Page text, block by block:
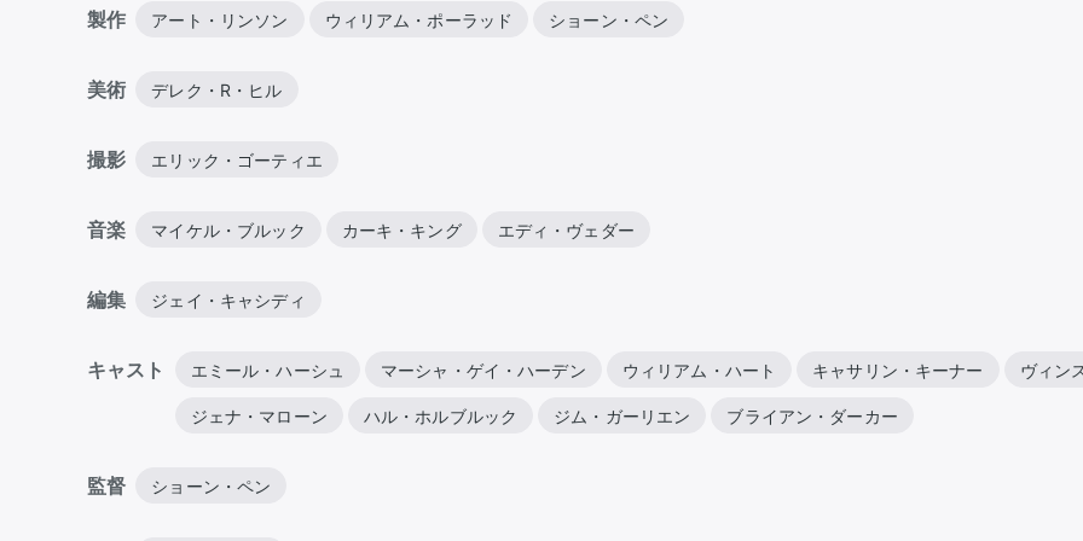
製作 アート・リンソン ウィリアム・ポーラッド ショーン・ペン
美術 デレク・R・ヒル
撮影 エリック・ゴーティエ
音楽 マイケル・ブルック カーキ・キング エディ・ヴェダー
編集 ジェイ・キャシディ
キャスト エミール・ハーシュ マーシャ・ゲイ・ハーデン ウィリアム・ハート キャサリン・キーナー ヴィン
ジェナ・マローン ハル・ホルブルック ジム・ガーリエン ブライアン・ダーカー
監督 ショーン・ペン